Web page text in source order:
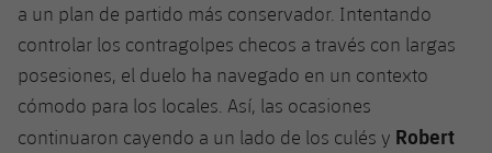
a un plan de partido más conservador. Intentando
controlar los contragolpes checos a través con largas
posesiones, el duelo ha navegado en un contexto
cómodo para los locales. Así, las ocasiones
continuaron cayendo a un lado de los culés y Robert